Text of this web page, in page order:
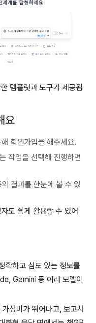
템플릿과 도구가 제공됩
요
회원가입을 해주세요.
작업을 선택해 진행하면
결과를 한눈에 볼 수 있
도 쉽게 활용할 수 있어
확하고 심도 있는 정보를
Gemini 등 여러 모델이
성비가 뛰어나고, 보고서